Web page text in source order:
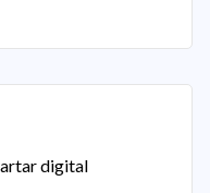
digital